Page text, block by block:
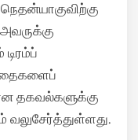
தகவல்களுக்கு
வலுசேர்த்துள்ளது.